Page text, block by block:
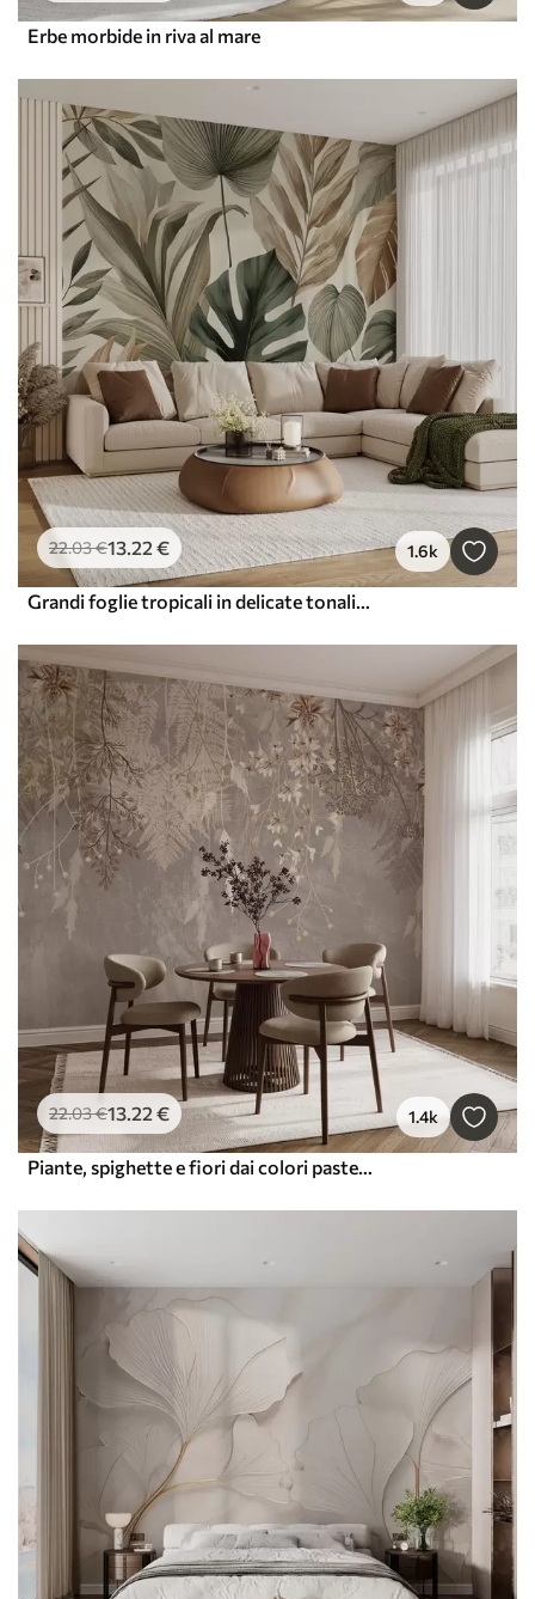
Erbe morbide in riva al mare
22.03€13.22 € 1.6k
Grandi foglie tropicali in delicate tonalità pastello
22.03€13.22 € 1.4k
Piante, spighette e fiori dai colori pastello marroni su uno sfondo nebuloso e strutturato